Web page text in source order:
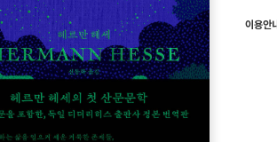
이용안